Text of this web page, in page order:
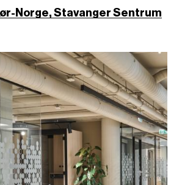
Norge, Stavanger Sentrum